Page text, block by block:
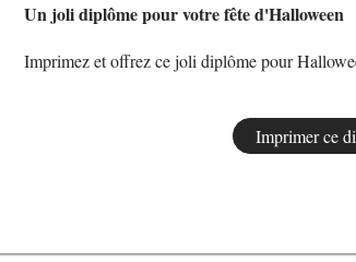
Un joli diplôme pour votre fête d'Halloween
Imprimez et offrez ce joli diplôme pour